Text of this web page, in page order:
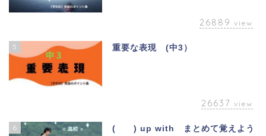
26889 view
5 重要な表現 (中3）
26637 view
6 ( ) up with まとめて覚えよう